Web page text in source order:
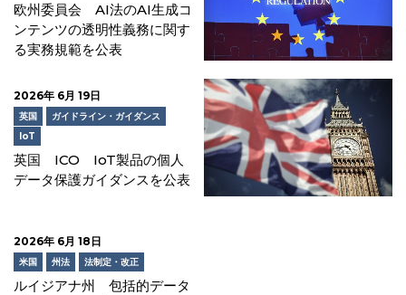
欧州委員会 AI法のAI生成コ
ンテンツの透明性義務に関す
る実務規範を公表
2026年 6月 19日
英国
ガイドライン・ガイダンス
IoT
英国 ICO IoT製品の個人
データ保護ガイダンスを公表
2026年 6月 18日
米国 州法 法制定・改正
ルイジアナ州 包括的データ